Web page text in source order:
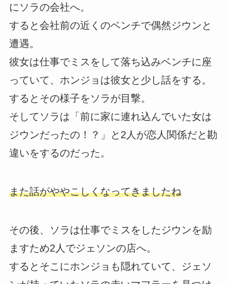
にソラの会社へ。
すると会社前の近くのベンチで偶然ジウンと
遭遇。
彼女は仕事でミスをして落ち込みベンチに座
っていて、ホンジョは彼女と少し話をする。
するとその様子をソラが目撃。
そしてソラは「前に家に連れ込んでいた女は
ジウンだったの！？」と2人が恋人関係だと勘
違いをするのだった。
また話がややこしくなってきましたね
その後、ソラは仕事でミスをしたジウンを励
ますため2人でジェソンの店へ。
するとそこにホンジョも隠れていて、ジェソ